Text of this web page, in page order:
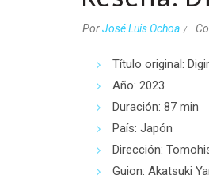
PorJosé Luis Ochoa
Título original:
Año: 2023
Duración: 87 min
País: Japón
Dirección:
Guion: Akatsuki